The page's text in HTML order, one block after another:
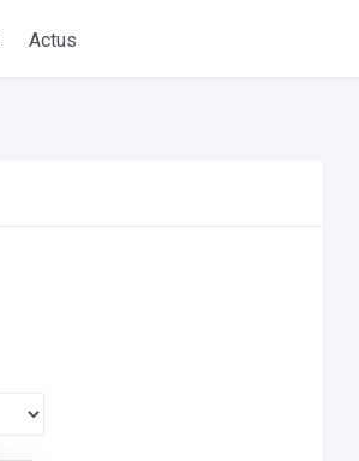
Actus